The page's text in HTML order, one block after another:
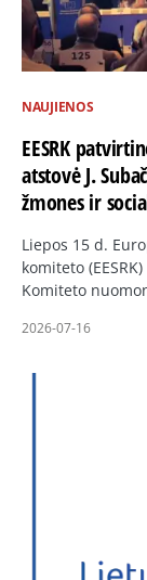
NAUJIENOS
EESRK
atstovė J.
žmones ir
Liepos 15 d.
komiteto
Komiteto
2026-07-16